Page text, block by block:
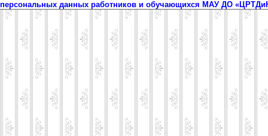
персональных данных работников и обучающихся МАУ ДО